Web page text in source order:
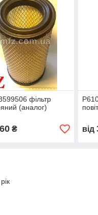
фільтр
(аналог)
₴ від